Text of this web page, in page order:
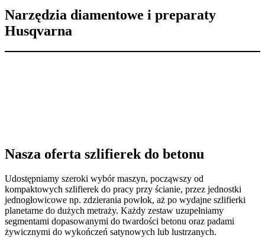
Narzędzia diamentowe i preparaty
Husqvarna
Nasza oferta szlifierek do betonu
Udostępniamy szeroki wybór maszyn, począwszy od
kompaktowych szlifierek do pracy przy ścianie, przez jednostki
jednogłowicowe np. zdzierania powłok, aż po wydajne szlifierki
planetarne do dużych metraży. Każdy zestaw uzupełniamy
segmentami dopasowanymi do twardości betonu oraz padami
żywicznymi do wykończeń satynowych lub lustrzanych.